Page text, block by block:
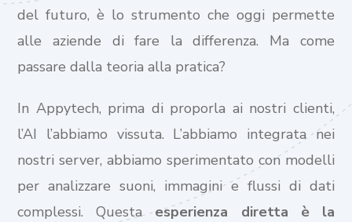
del futuro, è lo strumento che oggi permette
alle aziende di fare la differenza. Ma come
passare dalla teoria alla pratica?
In Appytech, prima di proporla ai nostri clienti,
l’AI l’abbiamo vissuta. L’abbiamo integrata nei
nostri server, abbiamo sperimentato con modelli
per analizzare suoni, immagini e flussi di dati
complessi. Questaesperienza diretta è la